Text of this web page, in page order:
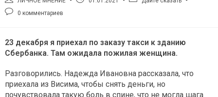
записи:
Комментарии
0 комментариев
23 декабря я приехал по заказу такси к зданию
Сбербанка. Там ожидала пожилая женщина.
Разговорились. Надежда Ивановна рассказала, что
приехала из Висима, чтобы снять деньги, но
почувствовала такую боль в спине, что не могла шага